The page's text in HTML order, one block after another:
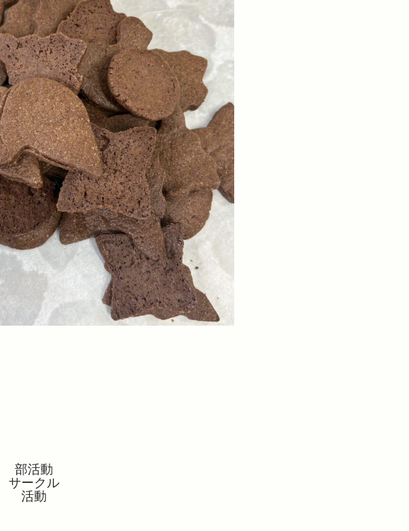
部活動
サークル
活動